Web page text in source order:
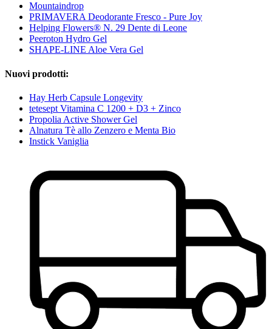
Mountaindrop
PRIMAVERA Deodorante Fresco - Pure Joy
Helping Flowers® N. 29 Dente di Leone
Peeroton Hydro Gel
SHAPE-LINE Aloe Vera Gel
Nuovi prodotti:
Hay Herb Capsule Longevity
tetesept Vitamina C 1200 + D3 + Zinco
Propolia Active Shower Gel
Alnatura Tè allo Zenzero e Menta Bio
Instick Vaniglia